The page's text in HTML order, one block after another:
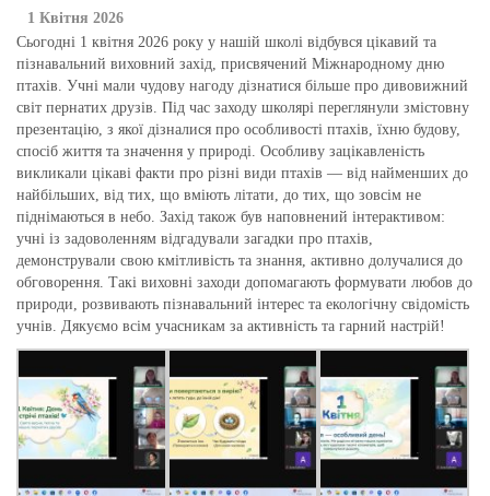
1 Квітня 2026
Сьогодні 1 квітня 2026 року у нашій школі відбувся цікавий та
пізнавальний виховний захід, присвячений Міжнародному дню
птахів. Учні мали чудову нагоду дізнатися більше про дивовижний
світ пернатих друзів. Під час заходу школярі переглянули змістовну
презентацію, з якої дізналися про особливості птахів, їхню будову,
спосіб життя та значення у природі. Особливу зацікавленість
викликали цікаві факти про різні види птахів — від найменших до
найбільших, від тих, що вміють літати, до тих, що зовсім не
піднімаються в небо. Захід також був наповнений інтерактивом:
учні із задоволенням відгадували загадки про птахів,
демонстрували свою кмітливість та знання, активно долучалися до
обговорення. Такі виховні заходи допомагають формувати любов до
природи, розвивають пізнавальний інтерес та екологічну свідомість
учнів. Дякуємо всім учасникам за активність та гарний настрій!